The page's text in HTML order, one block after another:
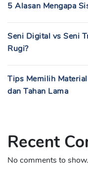
5 Alasan Mengapa
Seni Digital vs Seni
Rugi?
Tips Memilih
dan Tahan Lama
Recent
No comments to show.